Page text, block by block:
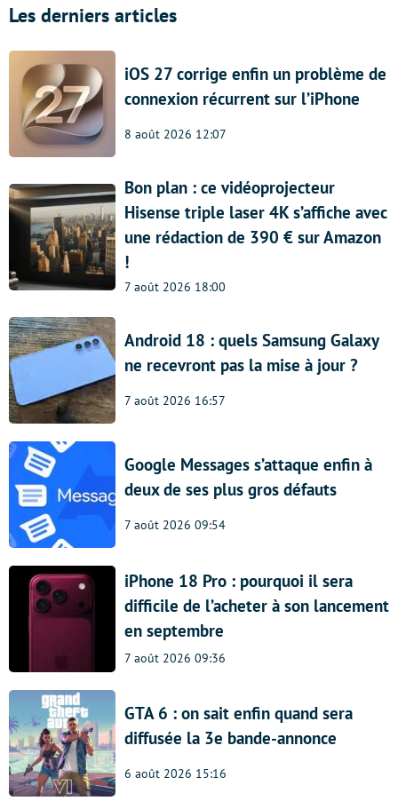
Les derniers articles
iOS 27 corrige enfin un problème de
connexion récurrent sur l’iPhone
8 août 2026 12:07
Bon plan : ce vidéoprojecteur
Hisense triple laser 4K s’affiche avec
une rédaction de 390 € sur Amazon
!
7 août 2026 18:00
Android 18 : quels Samsung Galaxy
ne recevront pas la mise à jour ?
7 août 2026 16:57
Google Messages s’attaque enfin à
deux de ses plus gros défauts
7 août 2026 09:54
iPhone 18 Pro : pourquoi il sera
difficile de l’acheter à son lancement
en septembre
7 août 2026 09:36
GTA 6 : on sait enfin quand sera
diffusée la 3e bande-annonce
6 août 2026 15:16